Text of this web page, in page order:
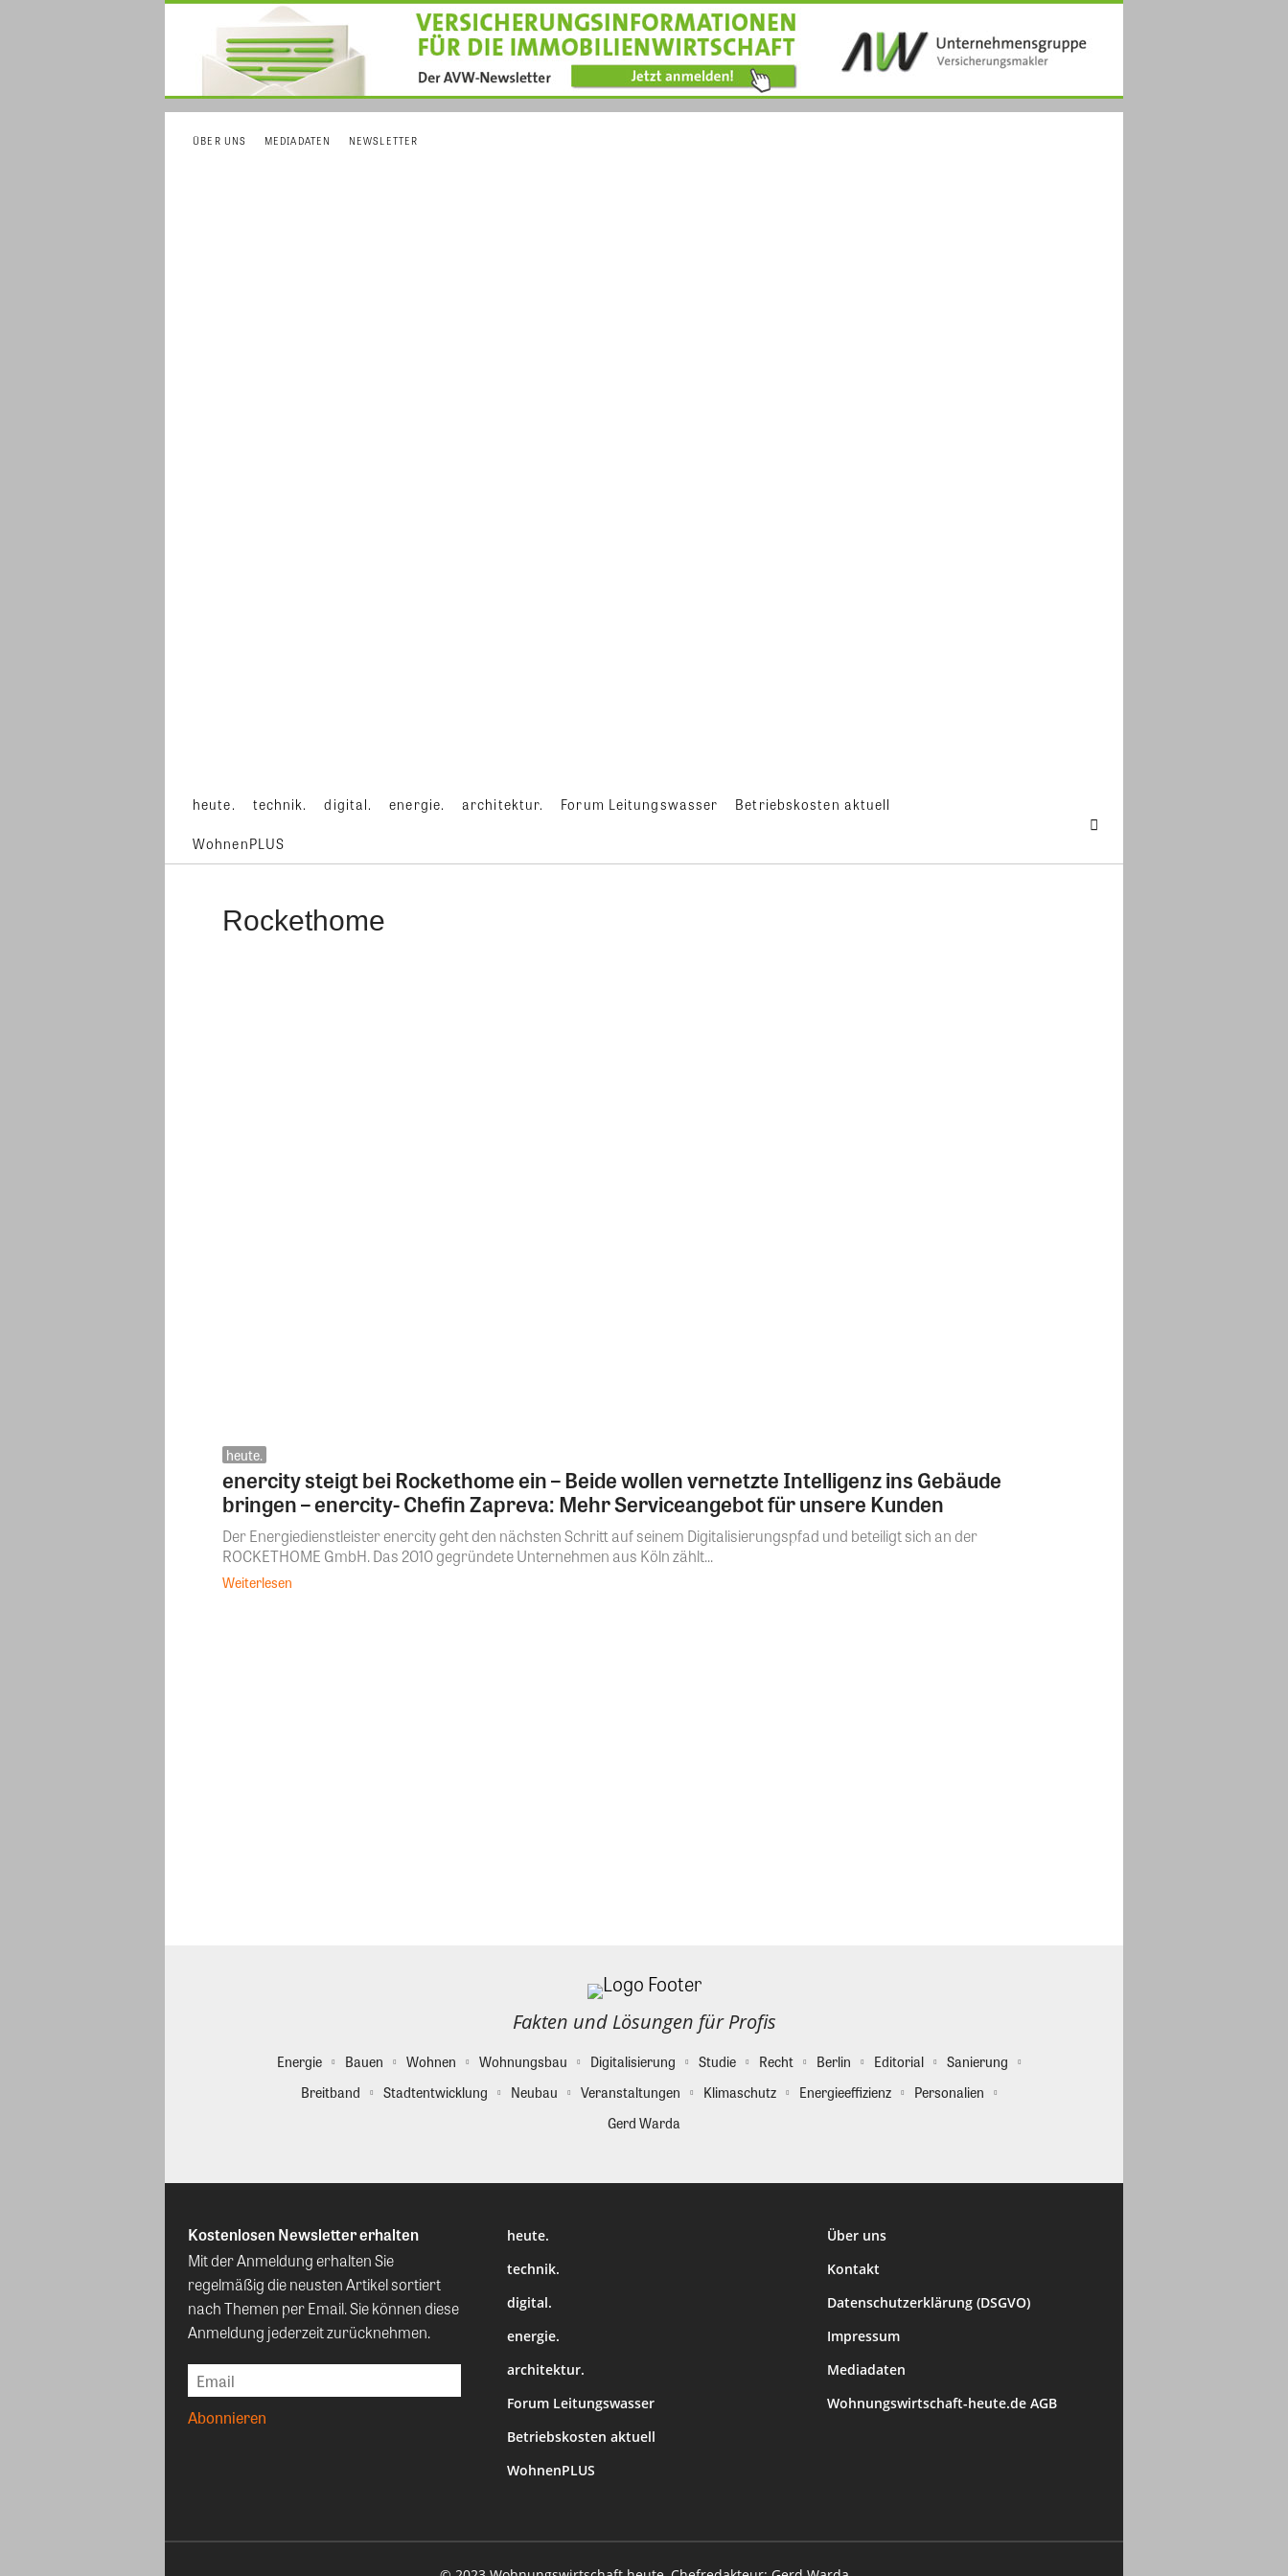
ÜBER UNS MEDIADATEN NEWSLETTER
heute. technik. digital. energie. architektur. Forum Leitungswasser Betriebskosten aktuell
WohnenPLUS
Rockethome
heute.
enercity steigt bei Rockethome ein – Beide wollen vernetzte Intelligenz ins Gebäude
bringen – enercity- Chefin Zapreva: Mehr Serviceangebot für unsere Kunden
Der Energiedienstleister enercity geht den nächsten Schritt auf seinem Digitalisierungspfad und beteiligt sich an der
ROCKETHOME GmbH. Das 2010 gegründete Unternehmen aus Köln zählt...
Weiterlesen
Fakten und Lösungen für Profis
Energie Bauen Wohnen Wohnungsbau Digitalisierung Studie Recht Berlin Editorial
Sanierung
Breitband
Stadtentwicklung Neubau Veranstaltungen Klimaschutz Energieeffizienz
Personalien
Gerd Warda
Kostenlosen Newsletter erhalten
Mit der Anmeldung erhalten Sie
regelmäßig die neusten Artikel sortiert
nach Themen per Email. Sie können diese
Anmeldung jederzeit zurücknehmen.
heute.
technik.
digital.
energie.
architektur.
Forum Leitungswasser
Betriebskosten aktuell
WohnenPLUS
Über uns
Kontakt
Datenschutzerklärung (DSGVO)
Impressum
Mediadaten
Wohnungswirtschaft-heute.de AGB